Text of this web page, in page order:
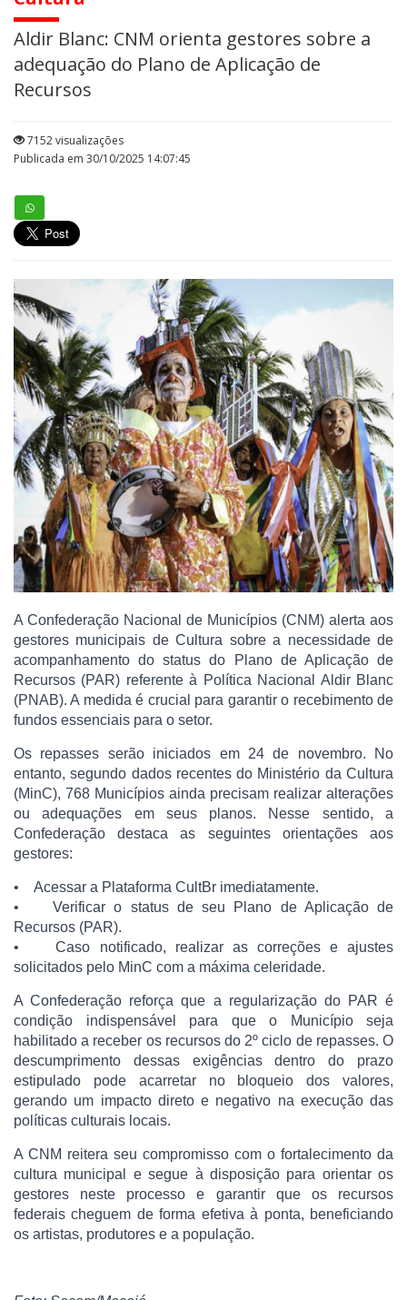
Aldir Blanc: CNM orienta gestores sobre a
adequação do Plano de Aplicação de
Recursos
7152 visualizações
Publicada em 30/10/2025 14:07:45
A Confederação Nacional de Municípios (CNM) alerta aos
gestores municipais de Cultura sobre a necessidade de
acompanhamento do status do Plano de Aplicação de
Recursos (PAR) referente à Política Nacional Aldir Blanc
(PNAB). A medida é crucial para garantir o recebimento de
fundos essenciais para o setor.
Os repasses serão iniciados em 24 de novembro. No
entanto, segundo dados recentes do Ministério da Cultura
(MinC), 768 Municípios ainda precisam realizar alterações
ou adequações em seus planos. Nesse sentido, a
Confederação destaca as seguintes orientações aos
gestores:
• Acessar a Plataforma CultBr imediatamente.
• Verificar o status de seu Plano de Aplicação de
Recursos (PAR).
• Caso notificado, realizar as correções e ajustes
solicitados pelo MinC com a máxima celeridade.
A Confederação reforça que a regularização do PAR é
condição indispensável para que o Município seja
habilitado a receber os recursos do 2º ciclo de repasses. O
descumprimento dessas exigências dentro do prazo
estipulado pode acarretar no bloqueio dos valores,
gerando um impacto direto e negativo na execução das
políticas culturais locais.
A CNM reitera seu compromisso com o fortalecimento da
cultura municipal e segue à disposição para orientar os
gestores neste processo e garantir que os recursos
federais cheguem de forma efetiva à ponta, beneficiando
os artistas, produtores e a população.